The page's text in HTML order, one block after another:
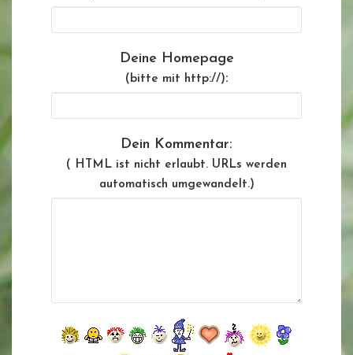
Deine Homepage
(bitte mit http://):
Dein Kommentar:
( HTML ist nicht erlaubt. URLs werden
automatisch umgewandelt.)